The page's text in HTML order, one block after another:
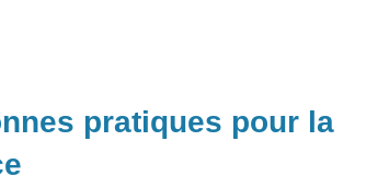
pratiques pour la